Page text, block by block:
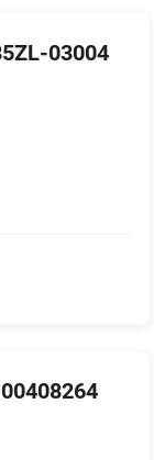
03004